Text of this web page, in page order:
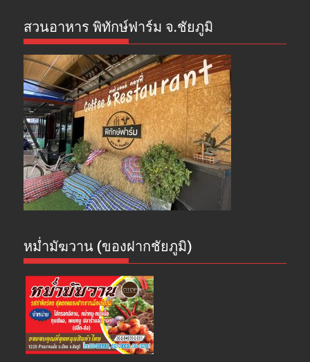
สวนอาหาร พิทักษ์ฟาร์ม จ.ชัยภูมิ
หม่ำมัฆวาน (ของฝากชัยภูมิ)